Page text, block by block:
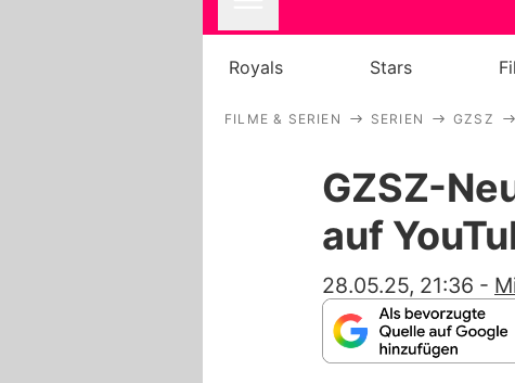
Royals Stars
FILME & SERIEN SERIEN GZSZ
GZSZ-
auf
28.05.25, 21:36 -